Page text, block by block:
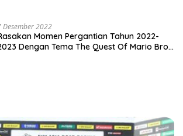
Desember 2022
Momen Pergantian Tahun 2022-
Dengan Tema The Quest Of Mario Bros